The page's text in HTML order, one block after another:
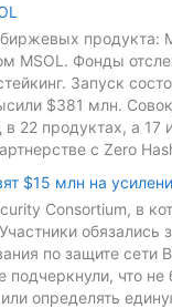
продукта:
MSOL. Фонды
Запуск
$381 млн.
22 продуктах, а
с Zero
$15 млн на
Consortium, в
по защите
что не
определять